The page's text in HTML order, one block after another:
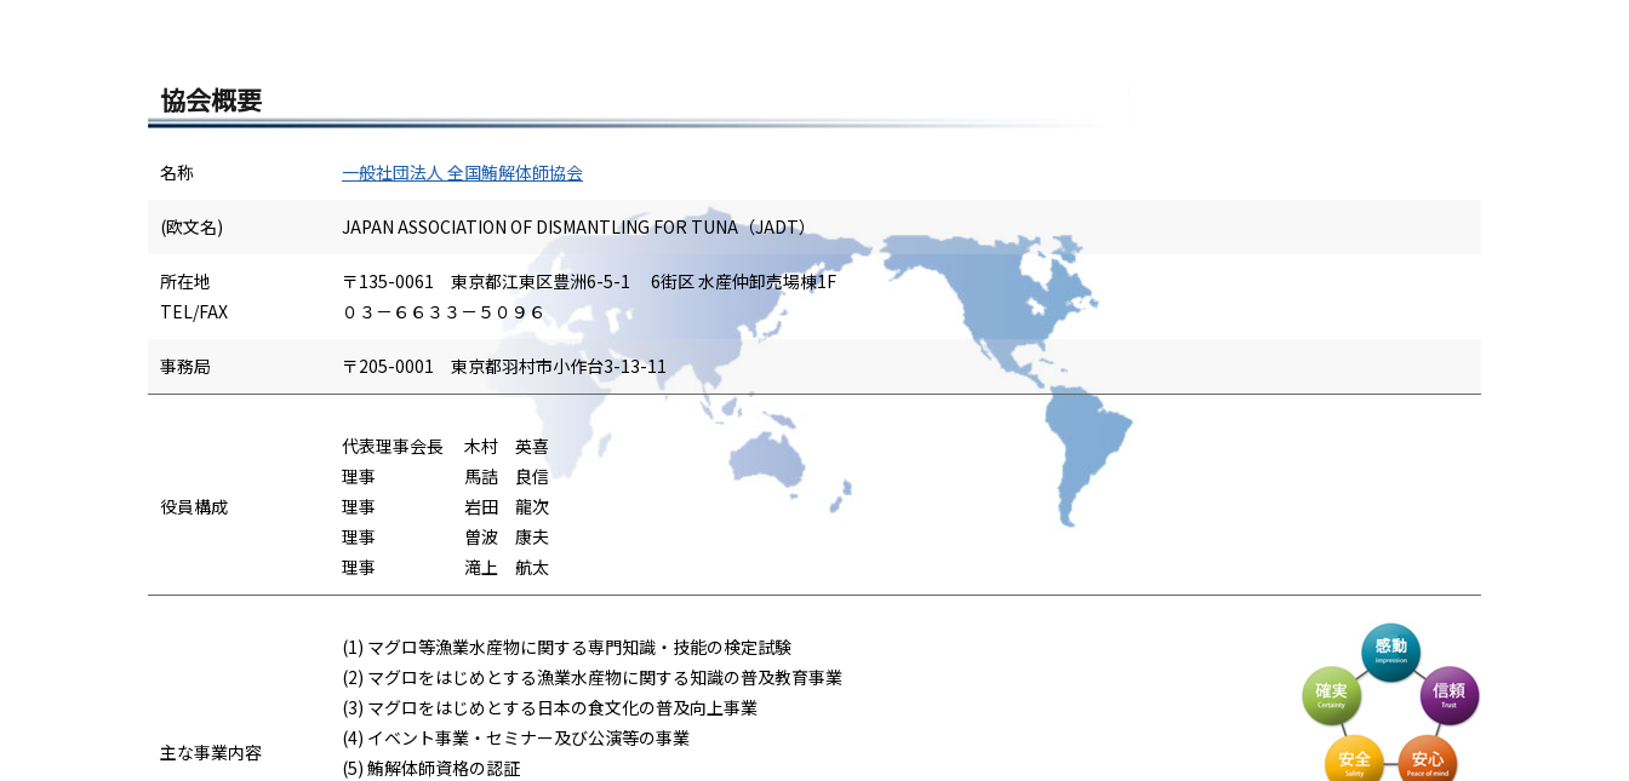
協会概要
名称 一般社団法人 全国鮪解体師協会
(欧文名) JAPAN ASSOCIATION OF DISMANTLING FOR TUNA（JADT）
所在地
TEL/FAX
〒135-0061 東京都江東区豊洲6-5-1 6街区 水産仲卸売場棟1F
０３－６６３３－５０９６
事務局 〒205-0001 東京都羽村市小作台3-13-11
役員構成
代表理事会長 木村 英喜
理事 馬詰 良信
理事 岩田 龍次
理事 曽波 康夫
理事 滝上 航太
主な事業内容
(1) マグロ等漁業水産物に関する専門知識・技能の検定試験
(2) マグロをはじめとする漁業水産物に関する知識の普及教育事業
(3) マグロをはじめとする日本の食文化の普及向上事業
(4) イベント事業・セミナー及び公演等の事業
(5) 鮪解体師資格の認証